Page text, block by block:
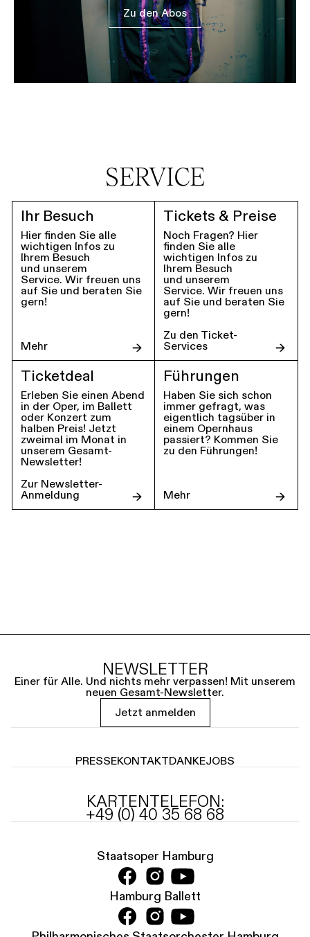
Zu den Abos
SERVICE
Ihr Besuch
Hier finden Sie alle
wichtigen Infos zu
Ihrem Besuch
und unserem
Service. Wir freuen uns
auf Sie und beraten Sie
gern!
Mehr
Tickets & Preise
Noch Fragen? Hier
finden Sie alle
wichtigen Infos zu
Ihrem Besuch
und unserem
Service. Wir freuen uns
auf Sie und beraten Sie
gern!
Zu den Ticket-
Services
Ticketdeal
Erleben Sie einen Abend
in der Oper, im Ballett
oder Konzert zum
halben Preis! Jetzt
zweimal im Monat in
unserem Gesamt-
Newsletter!
Zur Newsletter-
Anmeldung
Führungen
Haben Sie sich schon
immer gefragt, was
eigentlich tagsüber in
einem Opernhaus
passiert? Kommen Sie
zu den Führungen!
Mehr
NEWSLETTER
Einer für Alle. Und nichts mehr verpassen! Mit unserem
neuen Gesamt-Newsletter.
Jetzt anmelden
PRESSEKONTAKTDANKEJOBS
KARTENTELEFON:
+49 (0) 40 35 68 68
Staatsoper Hamburg
Hamburg Ballett